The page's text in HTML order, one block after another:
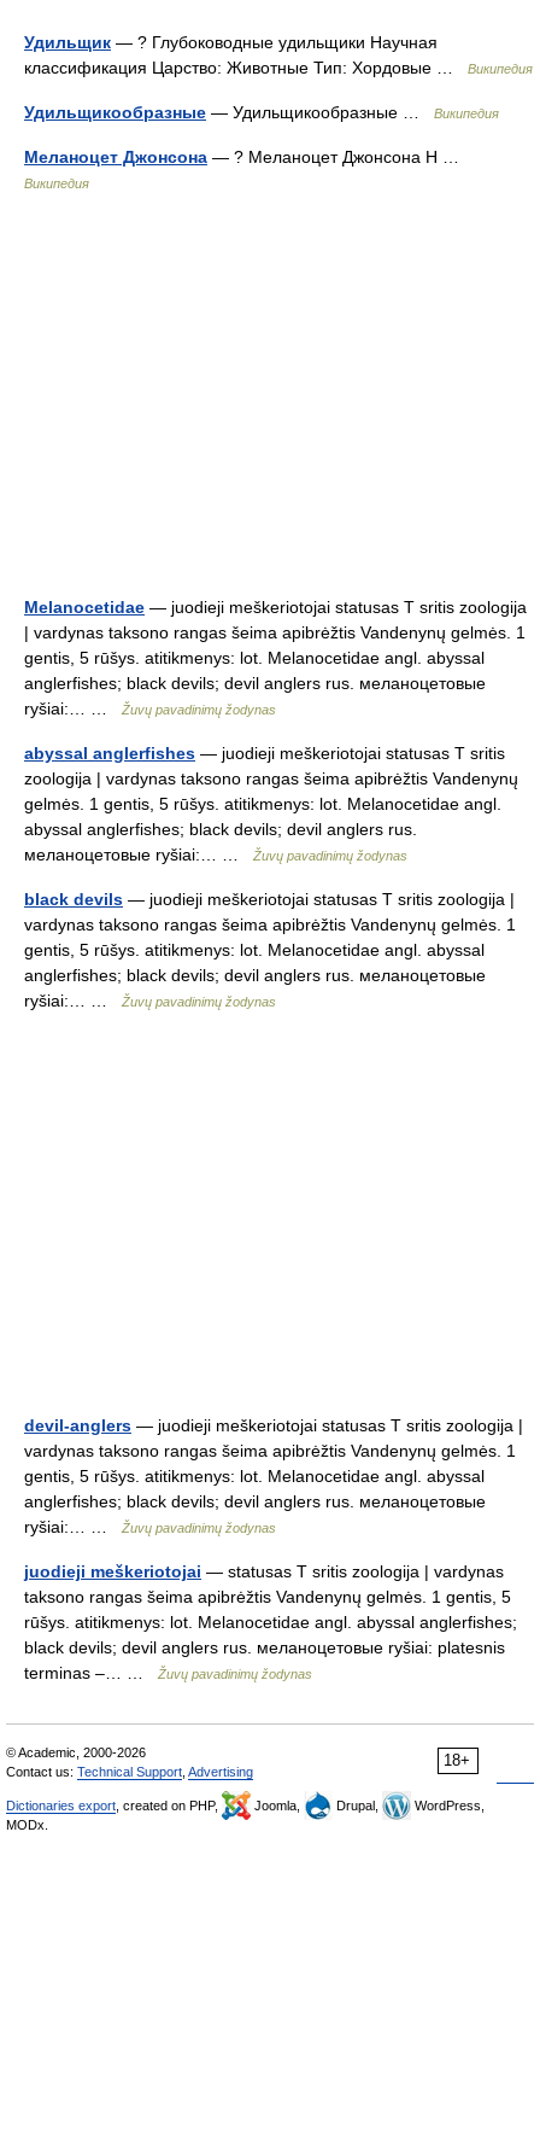
Удильщик — ? Глубоководные удильщики Научная
классификация Царство: Животные Тип: Хордовые …
Википедия
Удильщикообразные — Удильщикообразные … Википедия
Меланоцет Джонсона — ? Меланоцет Джонсона Н …
Википедия
Melanocetidae — juodieji meškeriotojai statusas T sritis zoologija
| vardynas taksono rangas šeima apibrėžtis Vandenynų gelmės. 1
gentis, 5 rūšys. atitikmenys: lot. Melanocetidae angl. abyssal
anglerfishes; black devils; devil anglers rus. меланоцетовые
ryšiai:… …
Žuvų pavadinimų žodynas
abyssal anglerfishes — juodieji meškeriotojai statusas T sritis
zoologija | vardynas taksono rangas šeima apibrėžtis Vandenynų
gelmės. 1 gentis, 5 rūšys. atitikmenys: lot. Melanocetidae angl.
abyssal anglerfishes; black devils; devil anglers rus.
меланоцетовые ryšiai:… …
Žuvų pavadinimų žodynas
black devils — juodieji meškeriotojai statusas T sritis zoologija |
vardynas taksono rangas šeima apibrėžtis Vandenynų gelmės. 1
gentis, 5 rūšys. atitikmenys: lot. Melanocetidae angl. abyssal
anglerfishes; black devils; devil anglers rus. меланоцетовые
ryšiai:… …
Žuvų pavadinimų žodynas
devil-anglers — juodieji meškeriotojai statusas T sritis zoologija |
vardynas taksono rangas šeima apibrėžtis Vandenynų gelmės. 1
gentis, 5 rūšys. atitikmenys: lot. Melanocetidae angl. abyssal
anglerfishes; black devils; devil anglers rus. меланоцетовые
ryšiai:… …
Žuvų pavadinimų žodynas
juodieji meškeriotojai — statusas T sritis zoologija | vardynas
taksono rangas šeima apibrėžtis Vandenynų gelmės. 1 gentis, 5
rūšys. atitikmenys: lot. Melanocetidae angl. abyssal anglerfishes;
black devils; devil anglers rus. меланоцетовые ryšiai: platesnis
terminas –… …
Žuvų pavadinimų žodynas
18+
© Academic, 2000-2026
Contact us: Technical Support Advertising
Dictionaries export , created on PHP, Joomla, Drupal,
WordPress,
MODx.